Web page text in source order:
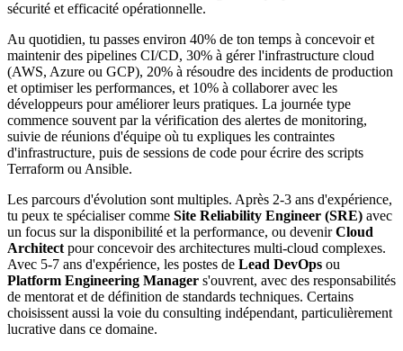
sécurité et efficacité opérationnelle.
Au quotidien, tu passes environ 40% de ton temps à concevoir et
maintenir des pipelines CI/CD, 30% à gérer l'infrastructure cloud
(AWS, Azure ou GCP), 20% à résoudre des incidents de production
et optimiser les performances, et 10% à collaborer avec les
développeurs pour améliorer leurs pratiques. La journée type
commence souvent par la vérification des alertes de monitoring,
suivie de réunions d'équipe où tu expliques les contraintes
d'infrastructure, puis de sessions de code pour écrire des scripts
Terraform ou Ansible.
Les parcours d'évolution sont multiples. Après 2-3 ans d'expérience,
tu peux te spécialiser comme Site Reliability Engineer (SRE) avec
un focus sur la disponibilité et la performance, ou devenirCloud
Architectpour concevoir des architectures multi-cloud complexes.
Avec 5-7 ans d'expérience, les postes de Lead DevOps ou
Platform Engineering Manager s'ouvrent, avec des responsabilités
de mentorat et de définition de standards techniques. Certains
choisissent aussi la voie du consulting indépendant, particulièrement
lucrative dans ce domaine.